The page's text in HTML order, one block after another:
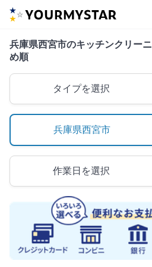
兵庫県西宮市のキッチンクリー
め順
タイプを選択
兵庫県西宮市
作業日を選択